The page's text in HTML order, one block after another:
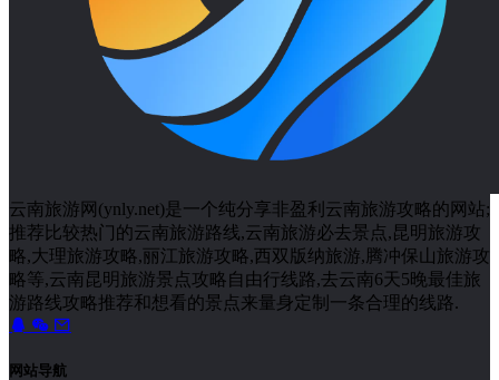
云南旅游网(ynly.net)是一个纯分享非盈利云南旅游攻略的网站;
推荐比较热门的云南旅游路线,云南旅游必去景点,昆明旅游攻
略,大理旅游攻略,丽江旅游攻略,西双版纳旅游,腾冲保山旅游攻
略等,云南昆明旅游景点攻略自由行线路,去云南6天5晚最佳旅
游路线攻略推荐和想看的景点来量身定制一条合理的线路.
网站导航